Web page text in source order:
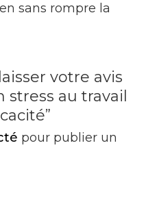
sans rompre la
votre avis
stress au travail
pour publier un